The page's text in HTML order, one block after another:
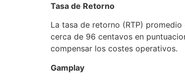
Tasa de Retorno
La tasa de retorno (RTP)
cerca de 96 centavos en
compensar los costes operativos.
Gamplay